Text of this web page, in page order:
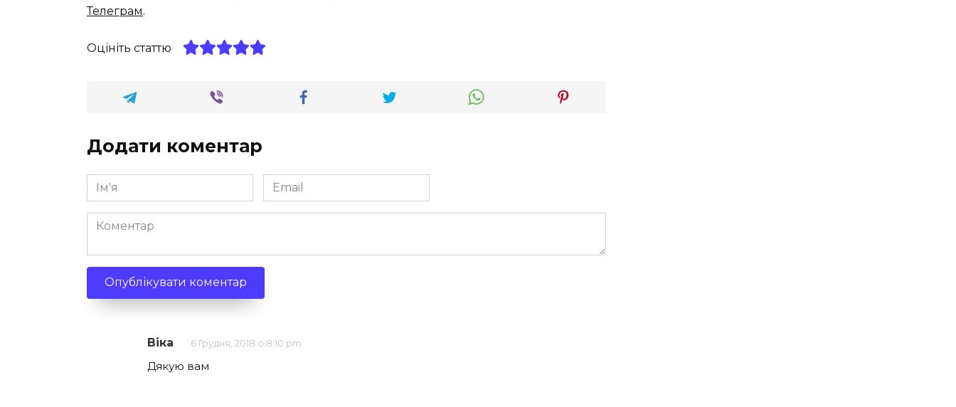
Телеграм.
Оцініть статтю
Додати коментар
Ім'я
*
Email
*
Коментар
Віка 6 Грудня, 2018 о 8:10 pm
Дякую вам